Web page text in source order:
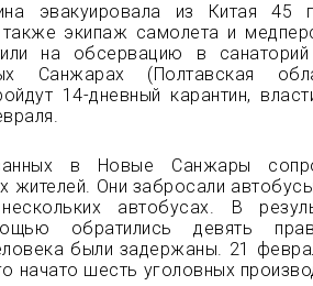
эвакуировала из Китая 45
также экипаж самолета и
на обсервацию в санаторий
Санжарах (Полтавская
14-дневный карантин,
в Новые Санжары
жителей. Они забросали
автобусах. В
обратились девять
были задержаны. 21
начато шесть уголовных